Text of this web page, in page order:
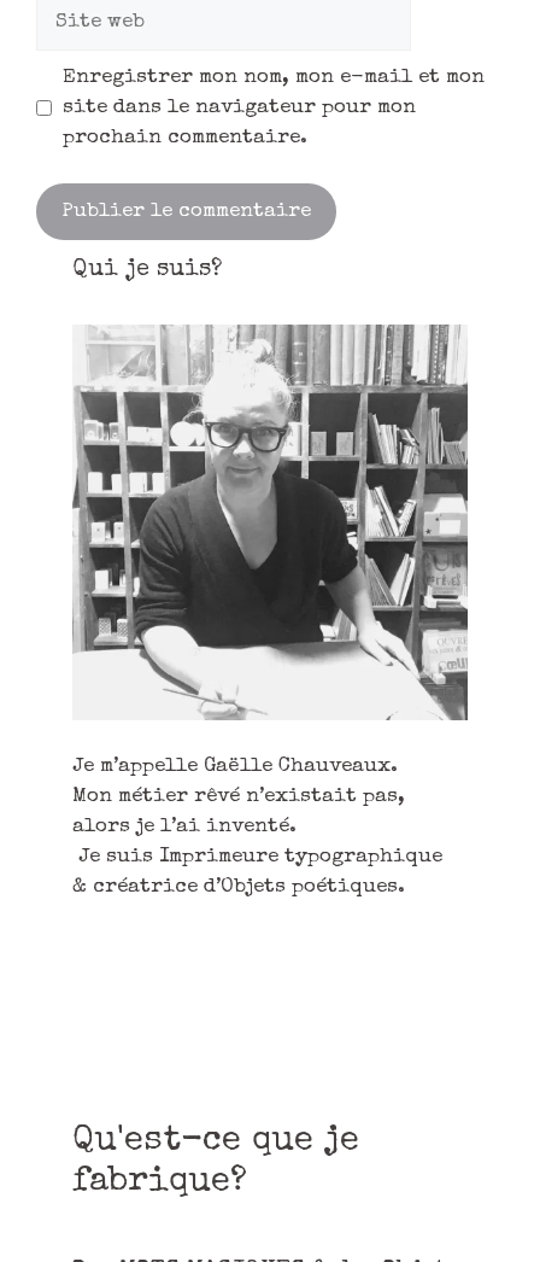
Enregistrer mon nom, mon e-mail et mon
site dans le navigateur pour mon
prochain commentaire.
Qui je suis?
Je m’appelle Gaëlle Chauveaux.
Mon métier rêvé n’existait pas,
alors je l’ai inventé.
Je suis Imprimeure typographique
& créatrice d’Objets poétiques.
Qu'est-ce que je
fabrique?